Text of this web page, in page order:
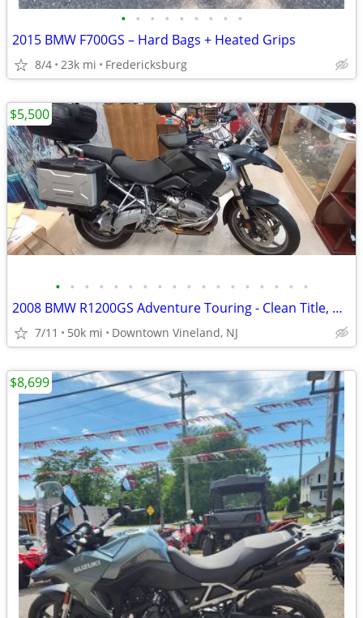
• • • • • • • • •
2015 BMW F700GS – Hard Bags + Heated Grips
8/4 23k mi Fredericksburg
• • • • • • • • • • • • • • • • • •
2008 BMW R1200GS Adventure Touring - Clean Title, Hard Luggage Includ
7/11 50k mi Downtown Vineland, NJ
$5,500
$8,699